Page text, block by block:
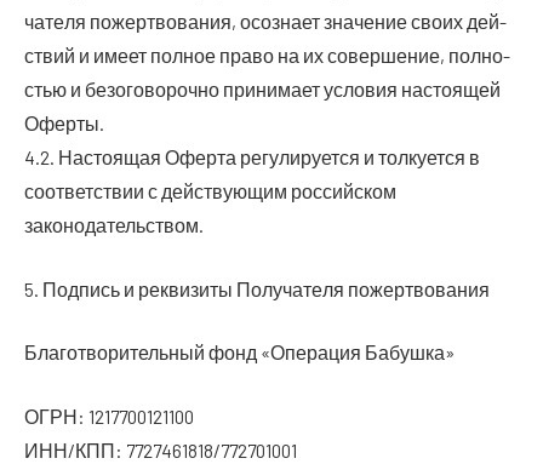
ча­те­ля пожерт­во­ва­ния, осо­зна­ет зна­че­ние сво­их дей­
ствий и име­ет пол­ное пра­во на их совер­ше­ние, пол­но­
стью и без­ого­во­роч­но при­ни­ма­ет усло­вия насто­я­щей
Оферты.
4.2. Насто­я­щая Офер­та регу­ли­ру­ет­ся и тол­ку­ет­ся в
соот­вет­ствии с дей­ству­ю­щим рос­сий­ском
законодательством.
5. Под­пись и рек­ви­зи­ты Полу­ча­те­ля пожертвования
Бла­го­тво­ри­тель­ный фонд «Опе­ра­ция Бабушка»
ОГРН: 1217700121100
ИНН/КПП: 7727461818/772701001